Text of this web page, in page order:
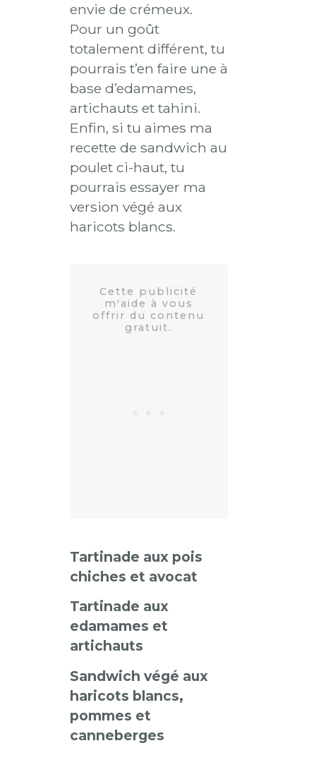
envie de crémeux.
Pour un goût
totalement différent, tu
pourrais t’en faire une à
base d’edamames,
artichauts et tahini.
Enfin, si tu aimes ma
recette de sandwich au
poulet ci-haut, tu
pourrais essayer ma
version végé aux
haricots blancs.
Tartinade aux pois
chiches et avocat
Tartinade aux
edamames et
artichauts
Sandwich végé aux
haricots blancs,
pommes et
canneberges